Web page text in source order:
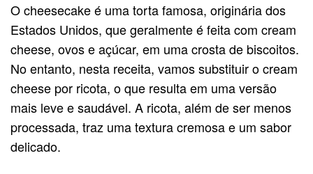
O cheesecake é uma torta famosa, originária dos
Estados Unidos, que geralmente é feita com cream
cheese, ovos e açúcar, em uma crosta de biscoitos.
No entanto, nesta receita, vamos substituir o cream
cheese por ricota, o que resulta em uma versão
mais leve e saudável. A ricota, além de ser menos
processada, traz uma textura cremosa e um sabor
delicado.